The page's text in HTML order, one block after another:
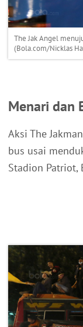
The Jak Angel
(Bola.com/Nicklas
Menari dan
Aksi The
bus usai
Stadion Patriot,